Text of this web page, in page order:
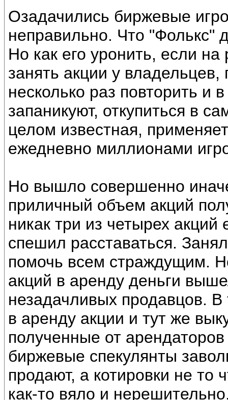
Озадачились биржевые
неправильно. Что "Фолькс"
Но как его уронить, если
занять акции у
несколько раз повторить и
запаникуют, откупиться в
целом известная,
ежедневно миллионами
Но вышло совершенно
приличный объем акций
никак три из четырех акций
спешил расставаться.
помочь всем страждущим.
акций в аренду деньги
незадачливых продавцов.
в аренду акции и тут же
полученные от
биржевые спекулянты
продают, а котировки не то
как-то вяло и